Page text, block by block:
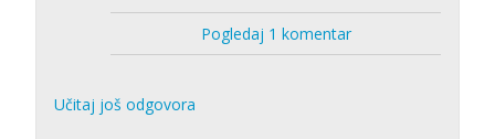
Pogledaj 1 komentar
Učitaj još odgovora